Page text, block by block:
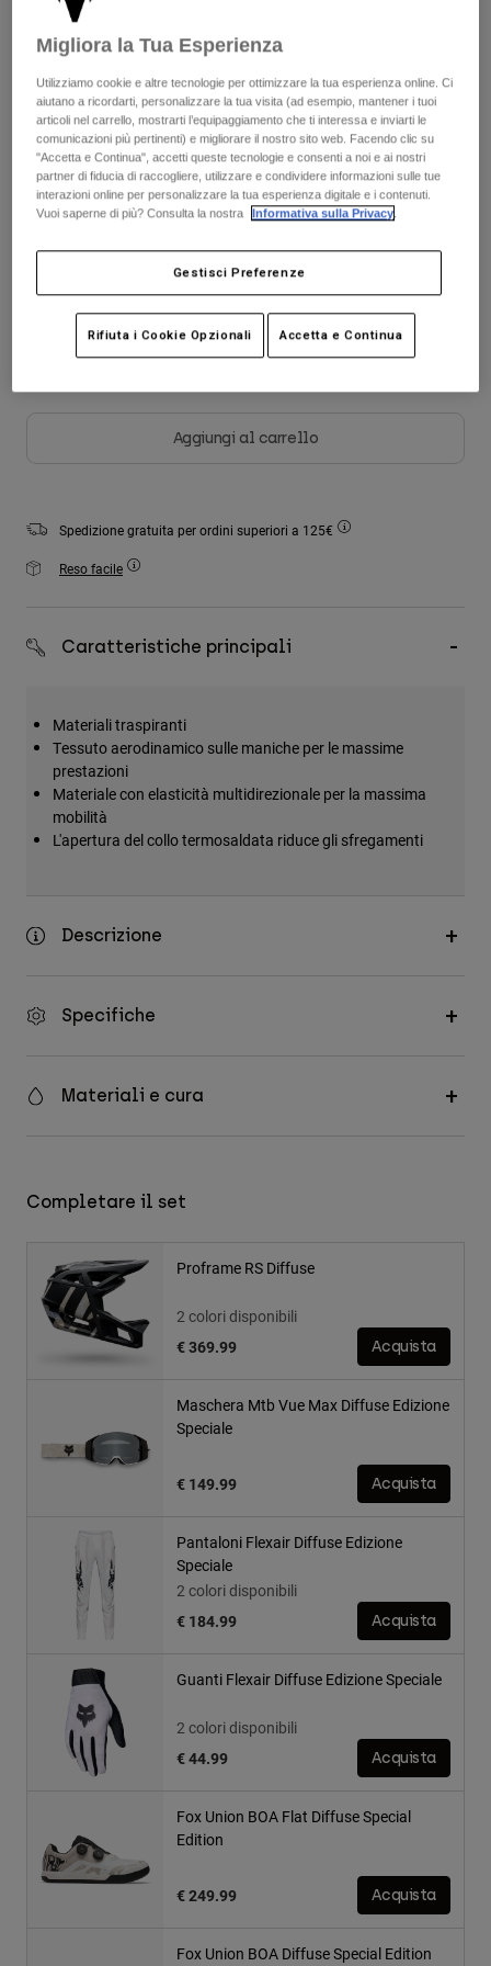
Esplora MTB
Product Help
Guida all'attrezzatura per MTB
Guida alla cura del casco
Esplora Moto
Product Help
Guida all'attrezzatura per motocross
Guida alla cura del casco
Guida alla cura degli Stivali
T-shirt
Felpe
Vedi tutto
Accessori
Calzini
Altri Accessori
Giacche
Calze
Vedi tutto
Abbigliamento Casual
Tops
Felpe
Pantaloni​
Pantaloncini
Tutti gli accessori
Vedi tutto
Scopri il kit completo qui.
Tabella taglie
S M L XL 2XL
Colore -Bianco
selezionato
Aggiungi al carrello
Spedizione gratuita per ordini superiori a 125€
Reso facile
Caratteristiche principali
Materiali traspiranti
Tessuto aerodinamico sulle maniche per le massime
prestazioni
Materiale con elasticità multidirezionale per la massima
mobilità
L'apertura del collo termosaldata riduce gli sfregamenti
Descrizione
Specifiche
Materiali e cura
Completare il set
Proframe RS Diffuse
2 colori disponibili
€ 369.99
Acquista
Maschera Mtb Vue Max Diffuse Edizione
Speciale
€ 149.99 Acquista
Pantaloni Flexair Diffuse Edizione
Speciale
2 colori disponibili
€ 184.99
Acquista
Guanti Flexair Diffuse Edizione Speciale
2 colori disponibili
€ 44.99
Acquista
Fox Union BOA Flat Diffuse Special
Edition
€ 249.99 Acquista
Fox Union BOA Diffuse Special Edition
Migliora la Tua Esperienza
Utilizziamo cookie e altre tecnologie per ottimizzare la tua esperienza online. Ci
aiutano a ricordarti, personalizzare la tua visita (ad esempio, mantener i tuoi
articoli nel carrello, mostrarti l’equipaggiamento che ti interessa e inviarti le
comunicazioni più pertinenti) e migliorare il nostro sito web. Facendo clic su
"Accetta e Continua", accetti queste tecnologie e consenti a noi e ai nostri
partner di fiducia di raccogliere, utilizzare e condividere informazioni sulle tue
interazioni online per personalizzare la tua esperienza digitale e i contenuti.
Vuoi saperne di più? Consulta la nostra
Informativa sulla Privacy
Gestisci Preferenze
Rifiuta i Cookie Opzionali Accetta e Continua